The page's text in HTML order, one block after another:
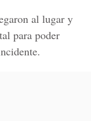
al lugar y
para poder